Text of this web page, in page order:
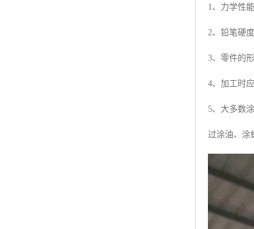
1、力学性
2、铅笔硬
3、零件的
4、加工时
5、大多数
过涂油、涂